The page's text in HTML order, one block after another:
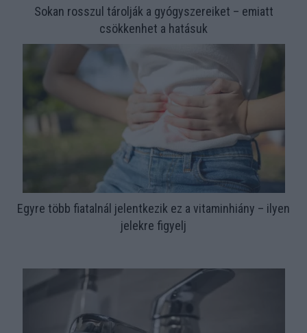
Sokan rosszul tárolják a gyógyszereiket – emiatt
csökkenhet a hatásuk
Egyre több fiatalnál jelentkezik ez a vitaminhiány – ilyen
jelekre figyelj